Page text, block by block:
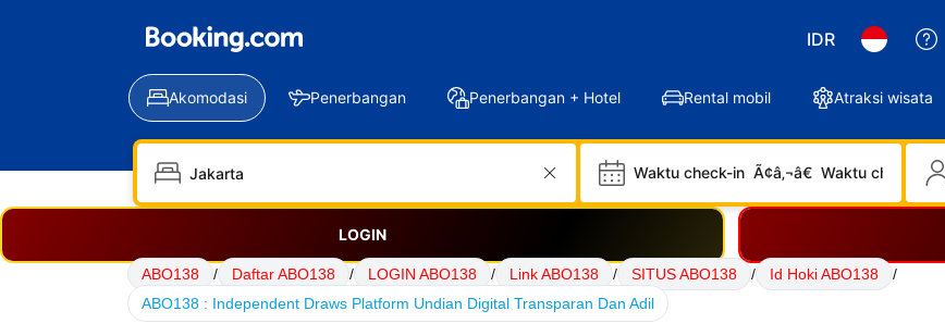
IDR
Akomodasi Penerbangan Penerbangan + Hotel Rental mobil Atraksi wisata
Waktu check-in Ã¢â‚¬â€ Waktu check-out
LOGIN
ABO138 / Daftar ABO138 / LOGIN ABO138 / Link ABO138 / SITUS ABO138 / Id Hoki ABO138
/
ABO138 : Independent Draws Platform Undian Digital Transparan Dan Adil